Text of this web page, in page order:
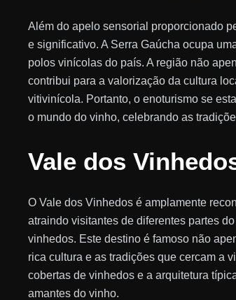
Além do apelo sensorial proporcionado
e significativo. A Serra Gaúcha ocupa
polos vinícolas do país. A região não
contribui para a valorização da cultura
vitivinícola. Portanto, o enoturismo se
o mundo do vinho, celebrando as
Vale dos
O Vale dos Vinhedos é amplamente
atraindo visitantes de diferentes partes
vinhedos. Este destino é famoso não
rica cultura e as tradições que cercam a
cobertas de vinhedos e a arquitetura
amantes do vinho.